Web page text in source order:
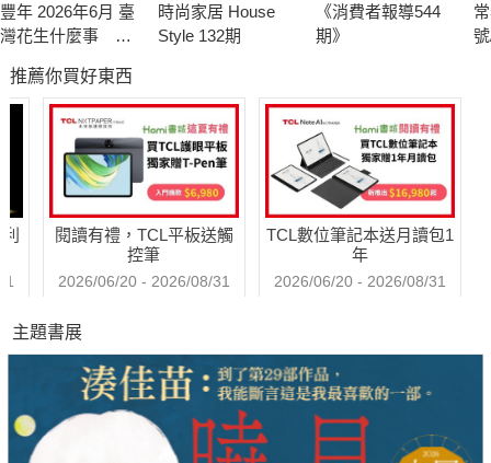
豐年 2026年6月 臺
灣花生什麼事 轉
時尚家居 House
Style 132期
《消費者報導544
期》
推薦你買好東西
閱讀有禮，TCL平板送觸
控筆
2026/06/20 - 2026/08/31
TCL數位筆記本送月讀包1
年
2026/06/20 - 2026/08/31
主題書展